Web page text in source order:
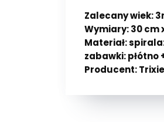
Zalecany wiek:
Wymiary: 30 cm
Materiał:
zabawki: płótno
Producent: Trixie